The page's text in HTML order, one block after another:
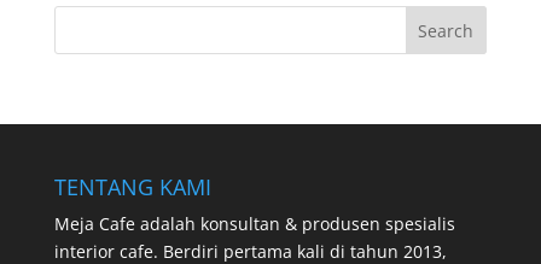
TENTANG KAMI
Meja Cafe adalah konsultan & produsen spesialis
interior cafe. Berdiri pertama kali di tahun 2013,